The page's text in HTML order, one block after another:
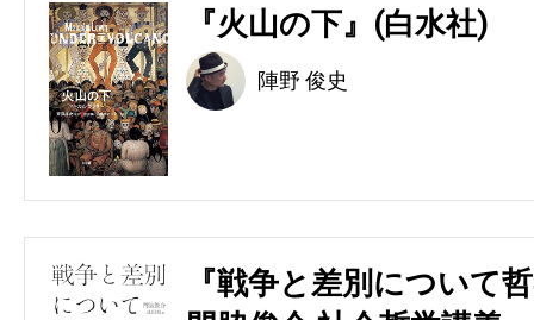
『火山の下』(白水社)
陣野 俊史
『戦争と差別について